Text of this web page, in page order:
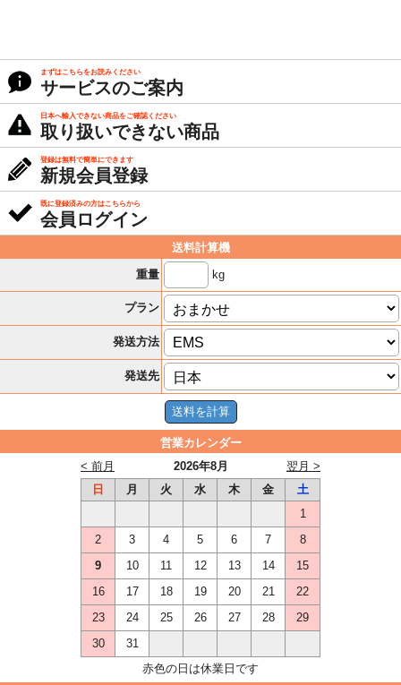
まずはこちらをお読みください
サービスのご案内
日本へ輸入できない商品をご確認ください
取り扱いできない商品
登録は無料で簡単にできます
新規会員登録
既に登録済みの方はこちらから
会員ログイン
送料計算機
重量
kg
プラン
発送方法
発送先
営業カレンダー
2026年8月
< 前月
翌月 >
日
月 火 水 木 金
土
1
2
3 4 5 6 7
8
9
10 11 12 13 14
15
16
17 18 19 20 21
22
23
24 25 26 27 28
29
30
31
赤色の日は休業日です